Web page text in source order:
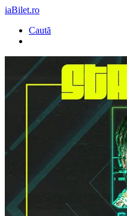
iaBilet.ro
Caută